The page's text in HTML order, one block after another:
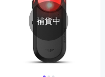
補貨中